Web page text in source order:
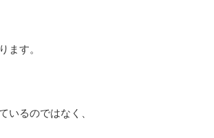
ます。
いるのではなく、